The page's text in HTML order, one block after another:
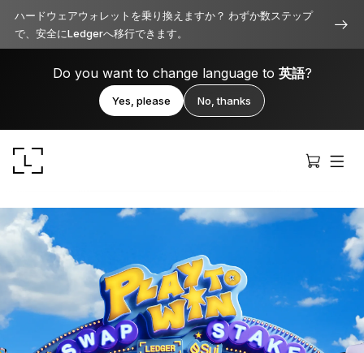
ハードウェアウォレットを乗り換えますか？ わずか数ステップ
で、安全にLedgerへ移行できます。
Do you want to change language to 英語?
Yes, please No, thanks
Ledger Stax
洗練されたプレミアムなデザイン